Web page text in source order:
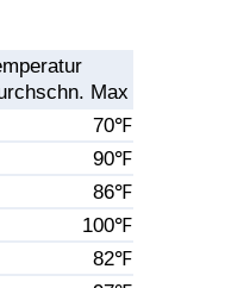
Max
70℉
90℉
86℉
100℉
82℉
Land